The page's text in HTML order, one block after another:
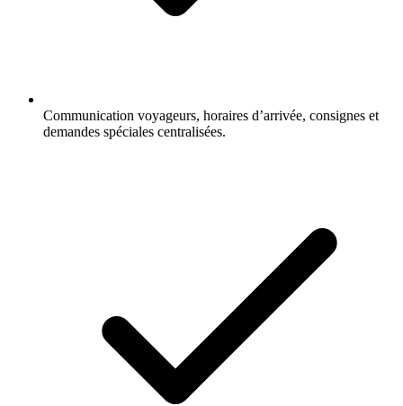
Communication voyageurs, horaires d’arrivée, consignes et
demandes spéciales centralisées.